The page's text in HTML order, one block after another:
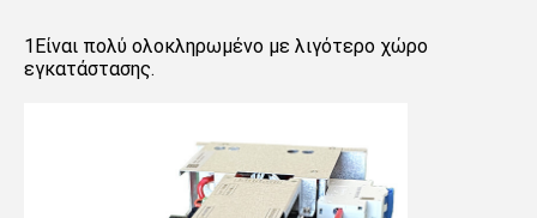
1Είναι πολύ ολοκληρωμένο με λιγότερο χώρο
εγκατάστασης.